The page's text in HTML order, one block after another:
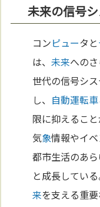
未来の信号
コンピュータと
は、未来への
世代の信号シ
し、 自動運転車
限に抑えるこ
気象情報やイベ
都市生活のあ
と成長してい
来を支える重要